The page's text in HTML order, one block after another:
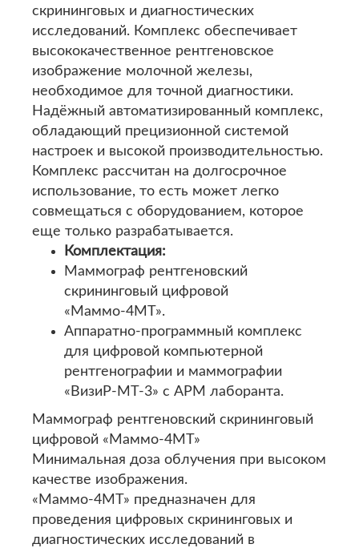
скрининговых и диагностических
исследований. Комплекс обеспечивает
высококачественное рентгеновское
изображение молочной железы,
необходимое для точной диагностики.
Надёжный автоматизированный комплекс,
обладающий прецизионной системой
настроек и высокой производительностью.
Комплекс рассчитан на долгосрочное
использование, то есть может легко
совмещаться с оборудованием, которое
еще только разрабатывается.
Комплектация:
Маммограф рентгеновский
скрининговый цифровой
«Маммо-4МТ».
Аппаратно-программный комплекс
для цифровой компьютерной
рентгенографии и маммографии
«ВизиР-МТ-3» с АРМ лаборанта.
Маммограф рентгеновский скрининговый
цифровой «Маммо-4МТ»
Минимальная доза облучения при высоком
качестве изображения.
«Маммо-4МТ» предназначен для
проведения цифровых скрининговых и
диагностических исследований в